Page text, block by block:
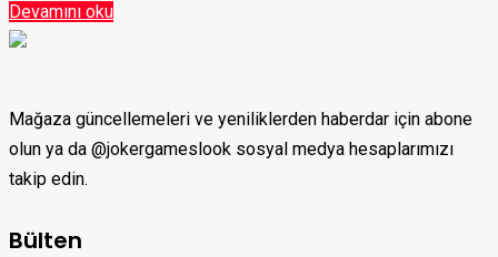
Devamını oku
Mağaza güncellemeleri ve yeniliklerden haberdar için abone
olun ya da @jokergameslook sosyal medya hesaplarımızı
takip edin.
Bülten